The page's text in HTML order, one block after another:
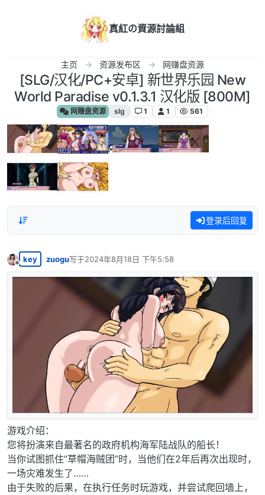
真紅の資源討論組
主页 资源发布区 网赚盘资源
[SLG/汉化/PC+安卓] 新世界乐园 New
World Paradise v0.1.3.1 汉化版 [800M]
网赚盘资源 slg 1 1 561
登录后回复
离线
key zuogu写于2024年8月18日 下午5:58
最后由 编辑
游戏介绍：
您将扮演来自最著名的政府机构海军陆战队的船长！
当你试图抓住“草帽海贼团”时，当他们在2年后再次出现时，
一场灾难发生了……
由于失败的后果，在执行任务时玩游戏，并尝试爬回墙上，